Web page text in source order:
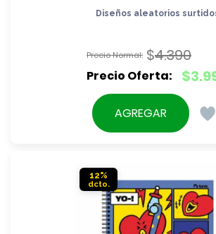
Diseños aleatorios
$4.390
El
precio
original
$
El
precio
actual
AGREGAR
12%